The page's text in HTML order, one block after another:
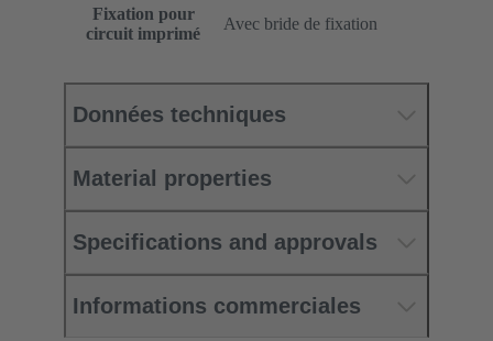
Fixation pour
circuit imprimé
Avec bride de fixation
Données techniques
Material properties
Specifications and approvals
Informations commerciales